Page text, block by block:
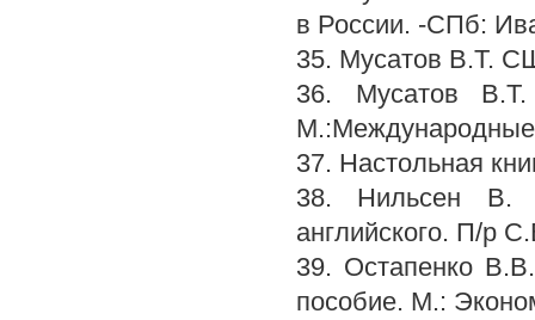
в России. -СПб:
35. Мусатов В.Т.
36. Мусатов
37. Настольная
38. Нильсен В.
английского. П/р
39. Остапенко
пособие. М.: